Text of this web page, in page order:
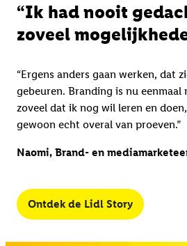
“Ik had nooit
zoveel
“Ergens anders gaan werken, dat
gebeuren. Branding is nu eenmaal
zoveel dat ik nog wil leren en
gewoon echt overal van proeven.”
Naomi, Brand- en
Ontdek de Lidl Story